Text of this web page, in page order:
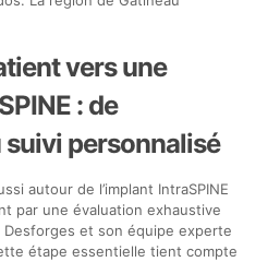
vers une
: de
suivi personnalisé
autour de l’implant IntraSPINE
par une évaluation exhaustive
Desforges et son équipe experte
étape essentielle tient compte